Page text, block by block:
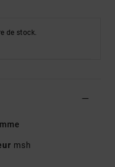
de stock.
msh